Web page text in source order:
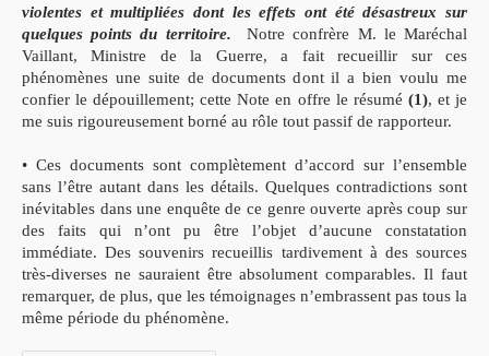
violentes et multipliées dont les effets ont été désastreux sur
quelques points du territoire.
Notre confrère M. le Maréchal
Vaillant, Ministre de la Guerre, a fait recueillir sur ces
phénomènes une suite de documents dont il a bien voulu me
confier le dépouillement; cette Note en offre le résumé (1), et je
me suis rigoureusement borné au rôle tout passif de rapporteur.
• Ces documents sont complètement d’accord sur l’ensemble
sans l’être autant dans les détails. Quelques contradictions sont
inévitables dans une enquête de ce genre ouverte après coup sur
des faits qui n’ont pu être l’objet d’aucune constatation
immédiate. Des souvenirs recueillis tardivement à des sources
très-diverses ne sauraient être absolument comparables. Il faut
remarquer, de plus, que les témoignages n’embrassent pas tous la
même période du phénomène.